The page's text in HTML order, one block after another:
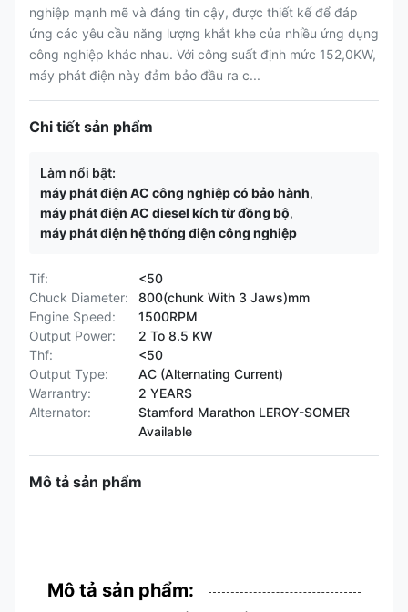
nghiệp mạnh mẽ và đáng tin cậy, được thiết kế để đáp
ứng các yêu cầu năng lượng khắt khe của nhiều ứng dụng
công nghiệp khác nhau. Với công suất định mức 152,0KW,
máy phát điện này đảm bảo đầu ra c...
Chi tiết sản phẩm
Làm nổi bật:
máy phát điện AC công nghiệp có bảo hành,
máy phát điện AC diesel kích từ đồng bộ,
máy phát điện hệ thống điện công nghiệp
Tif:
<50
Chuck Diameter:
800(chunk With 3 Jaws)mm
Engine Speed:
1500RPM
Output Power:
2 To 8.5 KW
Thf:
<50
Output Type:
AC (Alternating Current)
Warrantry:
2 YEARS
Alternator:
Stamford Marathon LEROY-SOMER
Available
Mô tả sản phẩm
Mô tả sản phẩm: